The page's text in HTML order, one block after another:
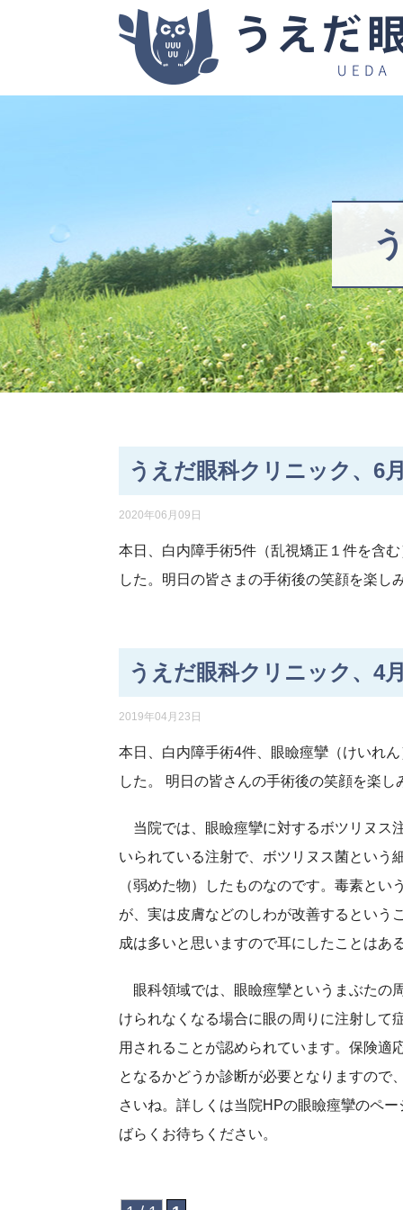
うえだ眼科クリニック、6
2020年06月09日
本日、白内障手術5件（乱視矯正１件を含
した。明日の皆さまの手術後の笑顔を楽し
うえだ眼科クリニック、4
2019年04月23日
本日、白内障手術4件、眼瞼痙攣（けいれ
した。 明日の皆さんの手術後の笑顔を楽し
当院では、眼瞼痙攣に対するボツリヌス
いられている注射で、ボツリヌス菌という
（弱めた物）したものなのです。毒素と
が、実は皮膚などのしわが改善するという
成は多いと思いますので耳にしたことはあ
眼科領域では、眼瞼痙攣というまぶたの
けられなくなる場合に眼の周りに注射して
用されることが認められています。保険適
となるかどうか診断が必要となりますので
さいね。詳しくは当院HPの眼瞼痙攣のペ
ばらくお待ちください。